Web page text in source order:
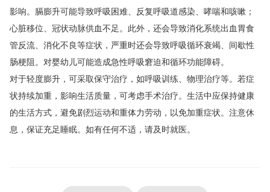
影响。膈膨升可能导致呼吸困难、反复呼吸道感染、哮喘和咳嗽；
心脏移位、冠状动脉供血不足。此外，还会导致消化系统出血胃食
管反流、消化不良等症状，严重时还会导致呼吸循环衰竭、间歇性
肠梗阻。对婴幼儿可能造成急性呼吸窘迫和循环功能障碍。
对于轻度膨升，可采取保守治疗，如呼吸训练、物理治疗等。若症
状持续加重，影响生活质量，可考虑手术治疗。生活中应保持健康
的生活方式，避免剧烈运动和重体力劳动，以免加重症状。注意休
息，保证充足睡眠。如有任何不适，请及时就医。